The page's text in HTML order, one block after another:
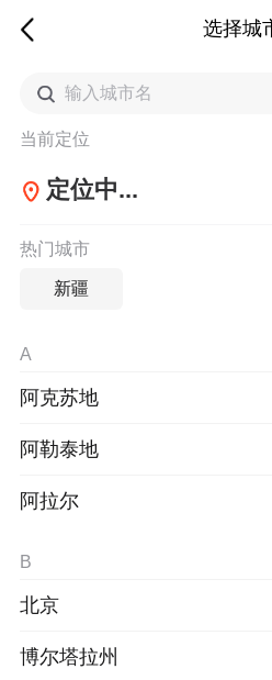
选择城
当前定位
定位中...
热门城市
新疆
A
阿克苏地
阿勒泰地
阿拉尔
B
北京
博尔塔拉州